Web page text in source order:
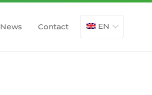
News Contact EN